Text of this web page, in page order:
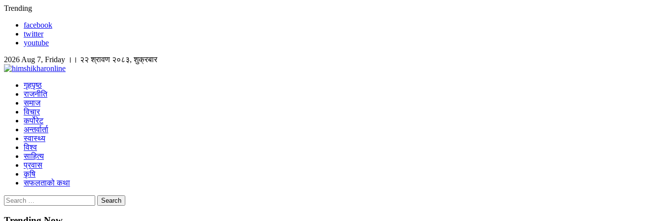
Skip
content
Trending
facebook
twitter
youtube
2026 Aug 7, Friday ।। २२ श्रावण २०८३, शुक्रबार
Himshikhar Online
गृहपृष्ठ
राजनीति
समाज
विचार
कर्पोरेट
अन्तर्वार्ता
स्वास्थ्य
विश्व
साहित्य
प्रवास
कृषि
सफलताको कथा
Search
for: